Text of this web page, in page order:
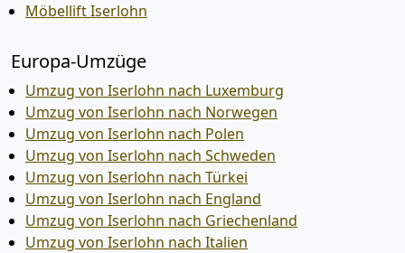
Möbellift Iserlohn
Europa-Umzüge
Umzug von Iserlohn nach Luxemburg
Umzug von Iserlohn nach Norwegen
Umzug von Iserlohn nach Polen
Umzug von Iserlohn nach Schweden
Umzug von Iserlohn nach Türkei
Umzug von Iserlohn nach England
Umzug von Iserlohn nach Griechenland
Umzug von Iserlohn nach Italien